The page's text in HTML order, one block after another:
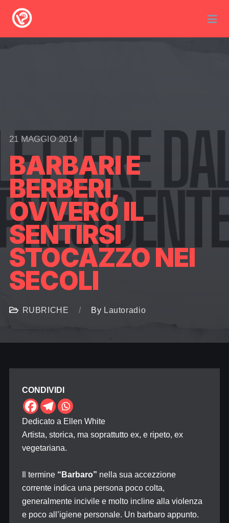
21 MAGGIO 2014
BARBARI E
BERBERI,
OVVERO IL
SENTIRSI
STOCAZZO NEI
SECOLI
RUBRICHE By Lautoradio
CONDIVIDI
Dedicato a Ellen White
Artista, storica, ma soprattutto ex, e ripeto, ex
vegetariana.
Il termine “Barbaro” nella sua accezzione
corrente indica una persona poco colta,
generalmente incivile e molto incline alla violenza
e poco all’igiene personale. Un barbaro appunto.